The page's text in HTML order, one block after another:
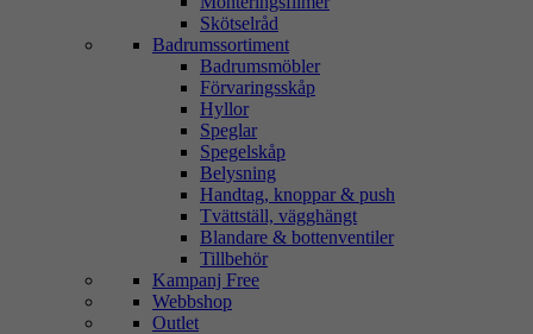
Skötselråd
Badrumssortiment
Badrumsmöbler
Förvaringsskåp
Hyllor
Speglar
Spegelskåp
Belysning
Handtag, knoppar & push
Tvättställ, vägghängt
Blandare & bottenventiler
Tillbehör
Kampanj Free
Webbshop
Outlet